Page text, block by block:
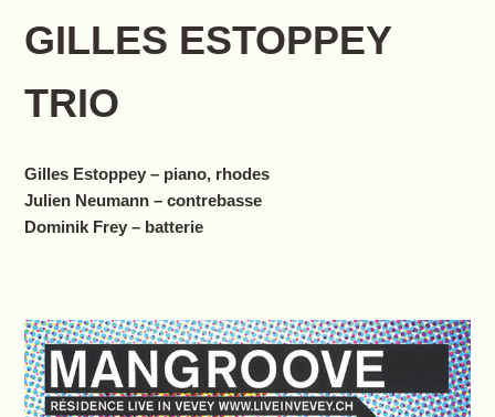
GILLES ESTOPPEY
TRIO
Gilles Estoppey – piano, rhodes
Julien Neumann – contrebasse
Dominik Frey – batterie